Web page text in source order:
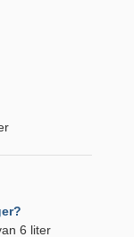
6 liter